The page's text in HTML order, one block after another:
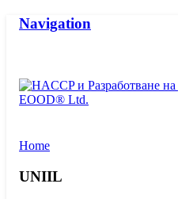
Navigation
Home
UNIIL